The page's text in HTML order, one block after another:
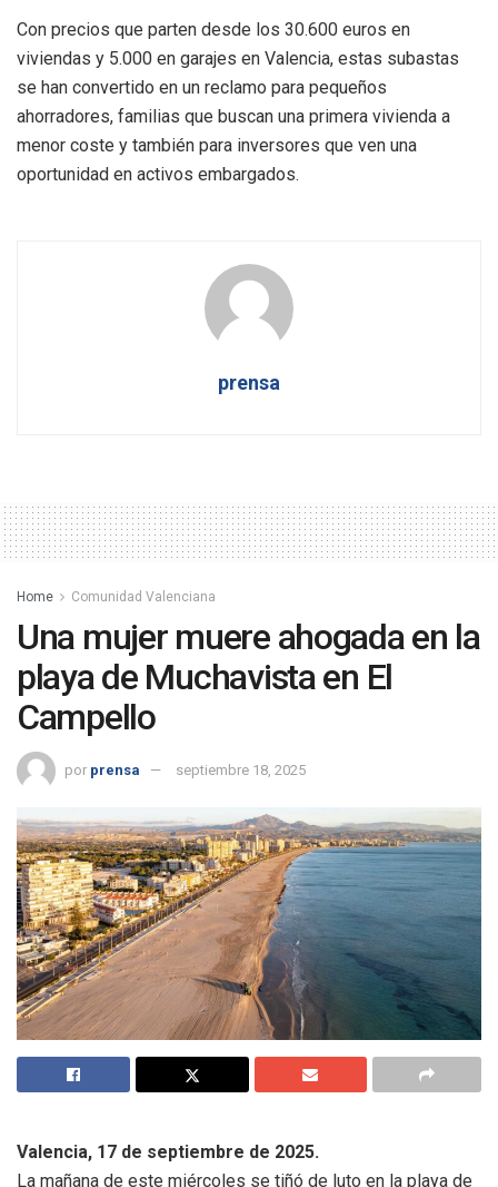
Con precios que parten desde los 30.600 euros en
viviendas y 5.000 en garajes en Valencia, estas subastas
se han convertido en un reclamo para pequeños
ahorradores, familias que buscan una primera vivienda a
menor coste y también para inversores que ven una
oportunidad en activos embargados.
prensa
Home Comunidad Valenciana
Una mujer muere ahogada en la
playa de Muchavista en El
Campello
por prensa septiembre 18, 2025
Valencia, 17 de septiembre de 2025.
La mañana de este miércoles se tiñó de luto en la playa de